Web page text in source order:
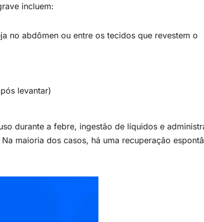
incluem:
no abdômen ou entre os tecidos que revestem o
levantar)
durante a febre, ingestão de líquidos e
maioria dos casos, há uma recuperação